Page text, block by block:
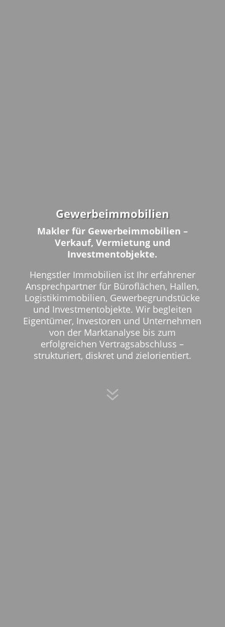
Gewerbeimmobilien
Makler für Gewerbeimmobilien –
Verkauf, Vermietung und
Investmentobjekte.
Hengstler Immobilien ist Ihr erfahrener
Ansprechpartner für Büroflächen, Hallen,
Logistikimmobilien, Gewerbegrundstücke
und Investmentobjekte. Wir begleiten
Eigentümer, Investoren und Unternehmen
von der Marktanalyse bis zum
erfolgreichen Vertragsabschluss –
strukturiert, diskret und zielorientiert.
7